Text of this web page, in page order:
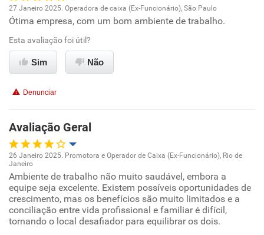
Oportunidade de promoção
Ambiente de trabalho
Benefícios
Recomenda esta empresa
Recomenda a diretoria
27 Janeiro 2025. Operadora de caixa (Ex-Funcionário), São Paulo
Ótima empresa, com um bom ambiente de trabalho.
Esta avaliação foi útil?
Sim Não
Denunciar
Avaliação Geral
Oportunidade de promoção
Ambiente de trabalho
Conciliação com a vida familiar
26 Janeiro 2025. Promotora e Operador de Caixa (Ex-Funcionário), Rio de
Janeiro
Ambiente de trabalho não muito saudável, embora a
equipe seja excelente. Existem possíveis oportunidades de
crescimento, mas os benefícios são muito limitados e a
conciliação entre vida profissional e familiar é difícil,
tornando o local desafiador para equilibrar os dois.